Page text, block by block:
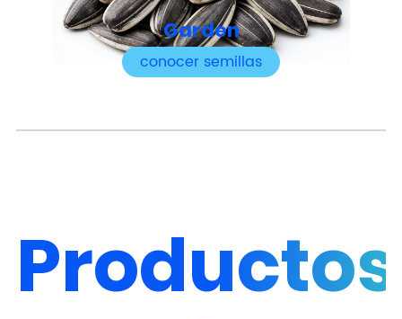
Garden
conocer semillas
Productos